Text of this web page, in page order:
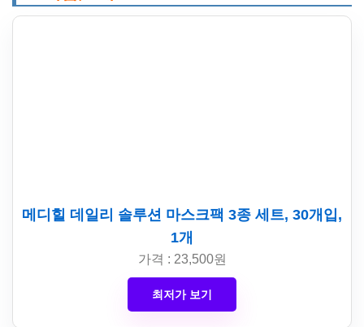
메디힐 데일리 솔루션 마스크팩 3종 세트, 30개입,
1개
가격 : 23,500원
최저가 보기